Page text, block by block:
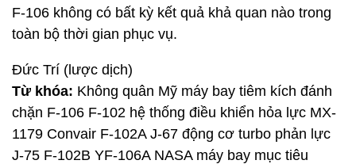
F-106 không có bất kỳ kết quả khả quan nào trong
toàn bộ thời gian phục vụ.
Đức Trí (lược dịch)
Từ khóa: Không quân Mỹ máy bay tiêm kích đánh
chặn F-106 F-102 hệ thống điều khiển hỏa lực MX-
1179 Convair F-102A J-67 động cơ turbo phản lực
J-75 F-102B YF-106A NASA máy bay mục tiêu